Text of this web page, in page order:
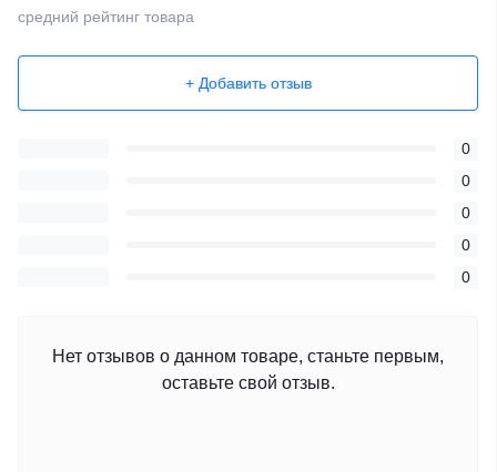
средний рейтинг товара
+ Добавить отзыв
0
0
0
0
0
Нет отзывов о данном товаре, станьте первым,
оставьте свой отзыв.